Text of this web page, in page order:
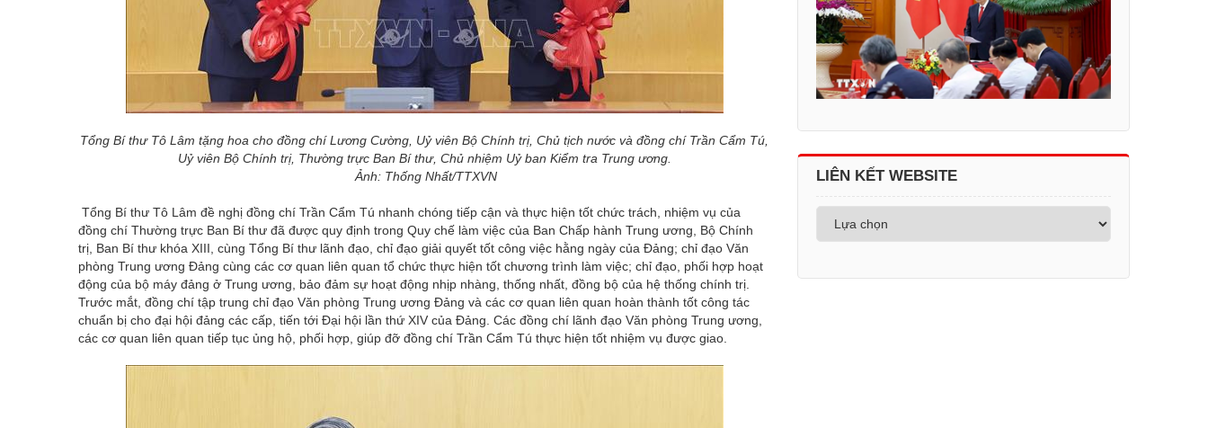
Tổng Bí thư Tô Lâm tặng hoa cho đồng chí Lương Cường, Uỷ viên Bộ Chính trị, Chủ tịch nước và đồng chí Trần Cẩm Tú,
Uỷ viên Bộ Chính trị, Thường trực Ban Bí thư, Chủ nhiệm Uỷ ban Kiểm tra Trung ương.
Ảnh: Thống Nhất/TTXVN
Tổng Bí thư Tô Lâm đề nghị đồng chí Trần Cẩm Tú nhanh chóng tiếp cận và thực hiện tốt chức trách, nhiệm vụ của
đồng chí Thường trực Ban Bí thư đã được quy định trong Quy chế làm việc của Ban Chấp hành Trung ương, Bộ Chính
trị, Ban Bí thư khóa XIII, cùng Tổng Bí thư lãnh đạo, chỉ đạo giải quyết tốt công việc hằng ngày của Đảng; chỉ đạo Văn
phòng Trung ương Đảng cùng các cơ quan liên quan tổ chức thực hiện tốt chương trình làm việc; chỉ đạo, phối hợp hoạt
động của bộ máy đảng ở Trung ương, bảo đảm sự hoạt động nhịp nhàng, thống nhất, đồng bộ của hệ thống chính trị.
Trước mắt, đồng chí tập trung chỉ đạo Văn phòng Trung ương Đảng và các cơ quan liên quan hoàn thành tốt công tác
chuẩn bị cho đại hội đảng các cấp, tiến tới Đại hội lần thứ XIV của Đảng. Các đồng chí lãnh đạo Văn phòng Trung ương,
các cơ quan liên quan tiếp tục ủng hộ, phối hợp, giúp đỡ đồng chí Trần Cẩm Tú thực hiện tốt nhiệm vụ được giao.
LIÊN KẾT WEBSITE